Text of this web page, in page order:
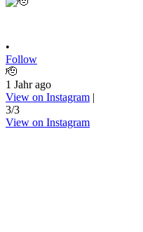
•
Follow
🫡
1 Jahr ago
View on Instagram |
3/3
View on Instagram